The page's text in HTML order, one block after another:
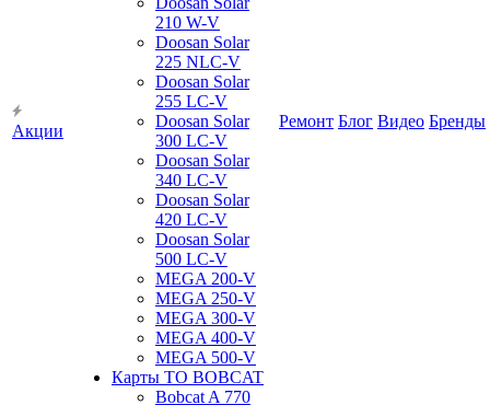
Акции
210 W-V
Doosan Solar
225 NLC-V
Doosan Solar
255 LC-V
Doosan Solar
300 LC-V
Doosan Solar
340 LC-V
Doosan Solar
420 LC-V
Doosan Solar
500 LC-V
MEGA 200-V
MEGA 250-V
MEGA 300-V
MEGA 400-V
MEGA 500-V
Карты ТО BOBCAT
Bobcat A 770
Ремонт Блог Видео Бренды